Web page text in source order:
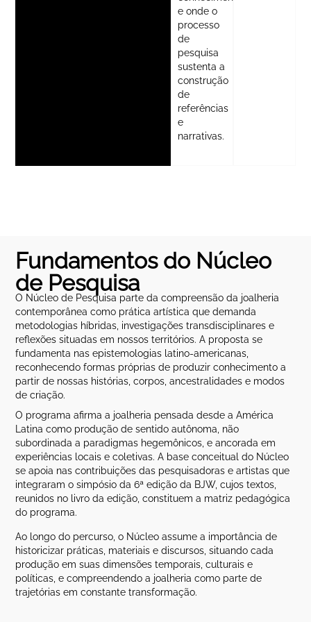
e onde o
processo
de
pesquisa
sustenta a
construção
de
referências
e
narrativas.
Fundamentos do Núcleo
de Pesquisa
O Núcleo de Pesquisa parte da compreensão da joalheria
contemporânea como prática artística que demanda
metodologias híbridas, investigações transdisciplinares e
reflexões situadas em nossos territórios. A proposta se
fundamenta nas epistemologias latino-americanas,
reconhecendo formas próprias de produzir conhecimento a
partir de nossas histórias, corpos, ancestralidades e modos
de criação.
O programa afirma a joalheria pensada desde a América
Latina como produção de sentido autônoma, não
subordinada a paradigmas hegemônicos, e ancorada em
experiências locais e coletivas. A base conceitual do Núcleo
se apoia nas contribuições das pesquisadoras e artistas que
integraram o simpósio da 6ª edição da BJW, cujos textos,
reunidos no livro da edição, constituem a matriz pedagógica
do programa.
Ao longo do percurso, o Núcleo assume a importância de
historicizar práticas, materiais e discursos, situando cada
produção em suas dimensões temporais, culturais e
políticas, e compreendendo a joalheria como parte de
trajetórias em constante transformação.